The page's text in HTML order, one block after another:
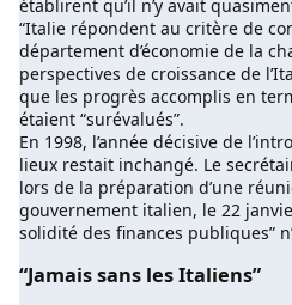
établirent qu’il n’y avait
“Italie répondent au critère de
département d’économie de la
perspectives de croissance de
que les progrès accomplis en
étaient “surévalués”.
En 1998, l’année décisive de
lieux restait inchangé. Le
lors de la préparation d’une
gouvernement italien, le 22
solidité des finances publiques”
“Jamais sans les Italiens”